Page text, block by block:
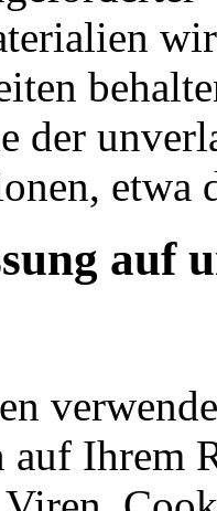
der
etwa
auf
Ihrem